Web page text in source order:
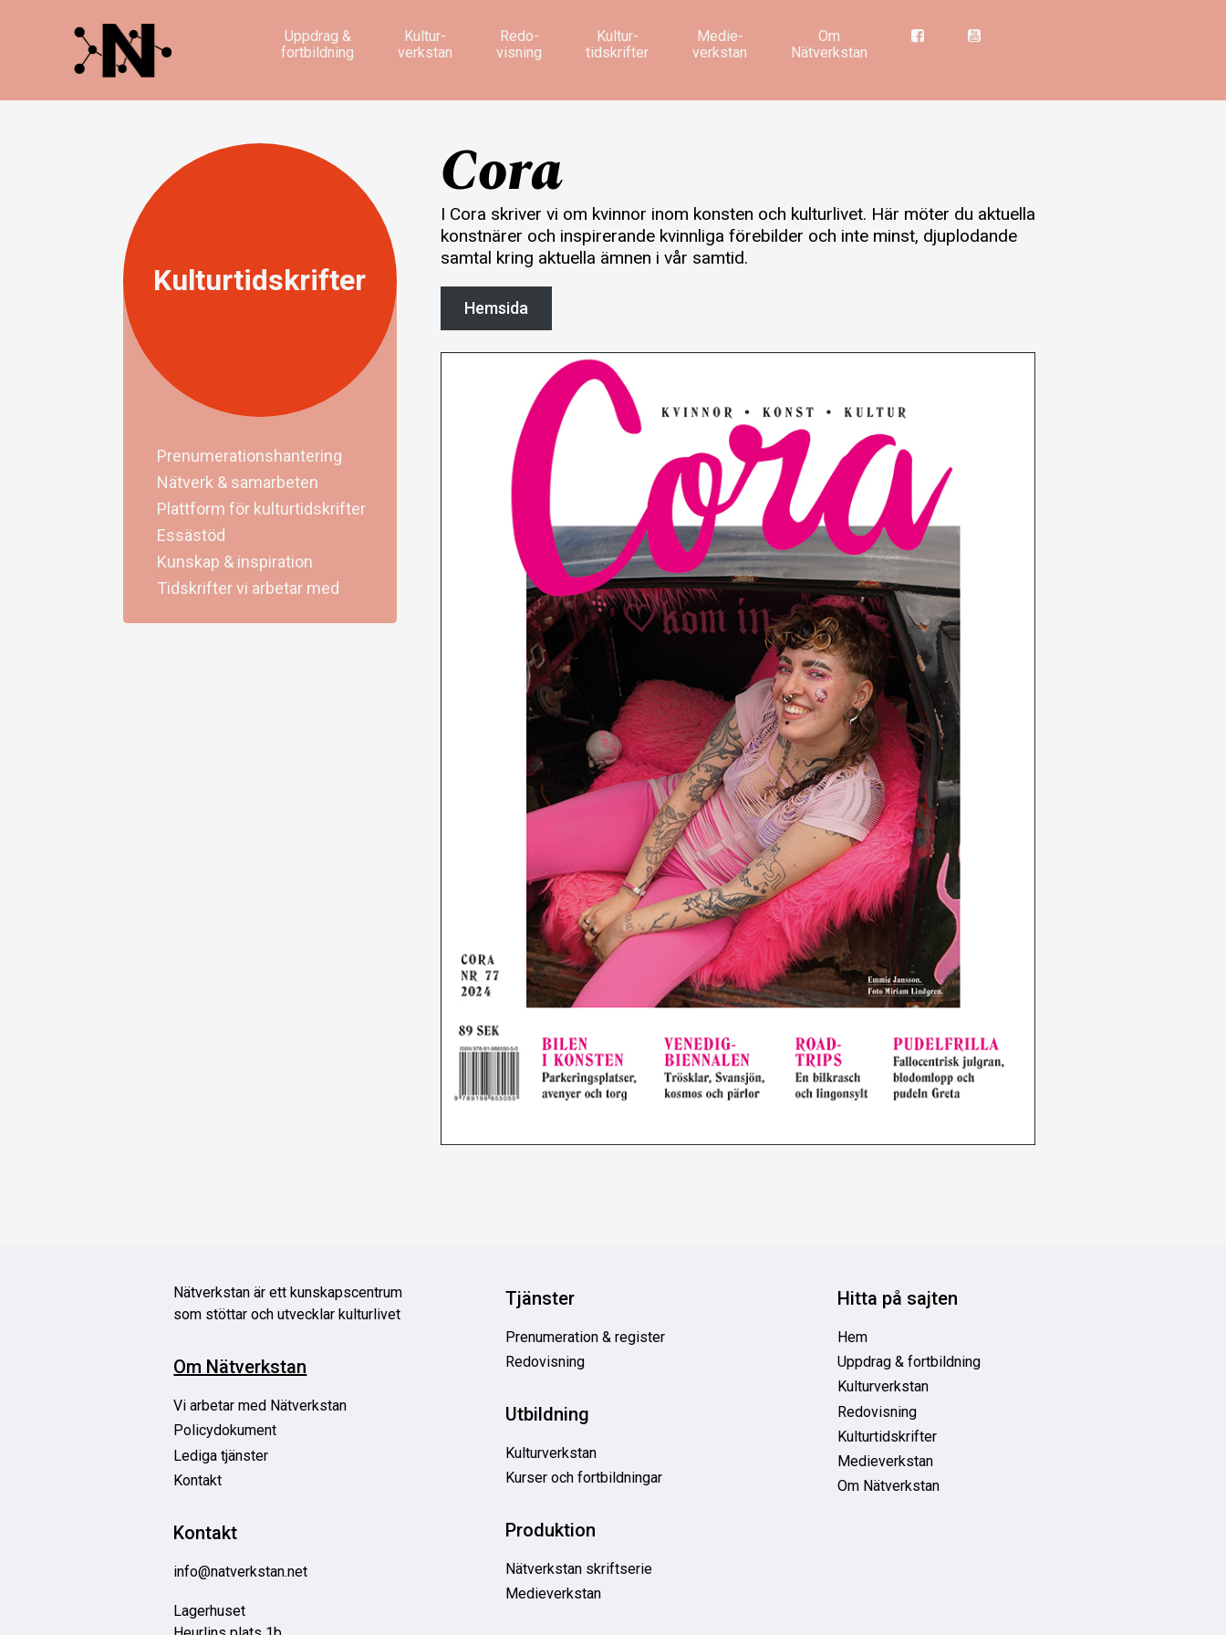
Uppdrag &
fortbildning
Kultur­
verkstan
Redo­
visning
Kultur­
tidskrifter
Medie­
verkstan
Om
Nätverkstan
Kulturtidskrifter
Prenumerationshantering
Nätverk & samarbeten
Plattform för kulturtidskrifter
Essästöd
Kunskap & inspiration
Tidskrifter vi arbetar med
Cora
I Cora skriver vi om kvinnor inom konsten och kulturlivet. Här möter du aktuella
konstnärer och inspirerande kvinnliga förebilder och inte minst, djuplodande
samtal kring aktuella ämnen i vår samtid.
Hemsida
Nätverkstan ärett kunskapscentrum
som stöttar och utvecklar kulturlivet
Om Nätverkstan
Vi arbetar med Nätverkstan
Policydokument
Lediga tjänster
Kontakt
Kontakt
info@natverkstan.net
Lagerhuset
Tjänster
Prenumeration & register
Redovisning
Utbildning
Kulturverkstan
Kurser och fortbildningar
Produktion
Nätverkstan skriftserie
Medieverkstan
Hitta på sajten
Hem
Uppdrag & fortbildning
Kulturverkstan
Redovisning
Kulturtidskrifter
Medieverkstan
Om Nätverkstan